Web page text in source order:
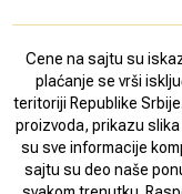
Cene na sajtu su
plaćanje se vrši
teritoriji Republike
proizvoda, prikazu
su sve informacije
sajtu su deo naše